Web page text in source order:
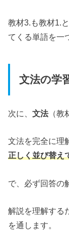
教材3.も教材1.
てくる単語を一
文法の学
次に、文法（教
文法を完全に理
正しく並び替え
で、必ず回答の
解説を理解する
を通します。